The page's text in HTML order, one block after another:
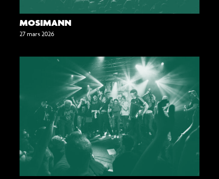
MOSIMANN
27 mars 2026